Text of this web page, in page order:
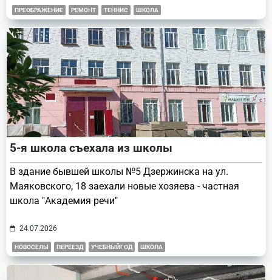
ПРЕОБРАЖЕНИЕ РЕМОНТ ТЕННИС ШКОЛА
5-я школа съехала из школы
В здание бывшей школы №5 Дзержинска на ул.
Маяковского, 18 заехали новые хозяева - частная
школа "Академия речи"
24.07.2026
НОВОСЕЛЫ ПЕРЕЕЗД УЧЕБНЫЙГОД ШКОЛА